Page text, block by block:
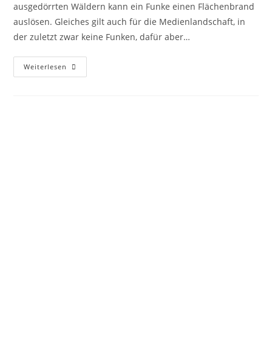
ausgedörrten Wäldern kann ein Funke einen Flächenbrand
auslösen. Gleiches gilt auch für die Medienlandschaft, in
der zuletzt zwar keine Funken, dafür aber…
Weiterlesen